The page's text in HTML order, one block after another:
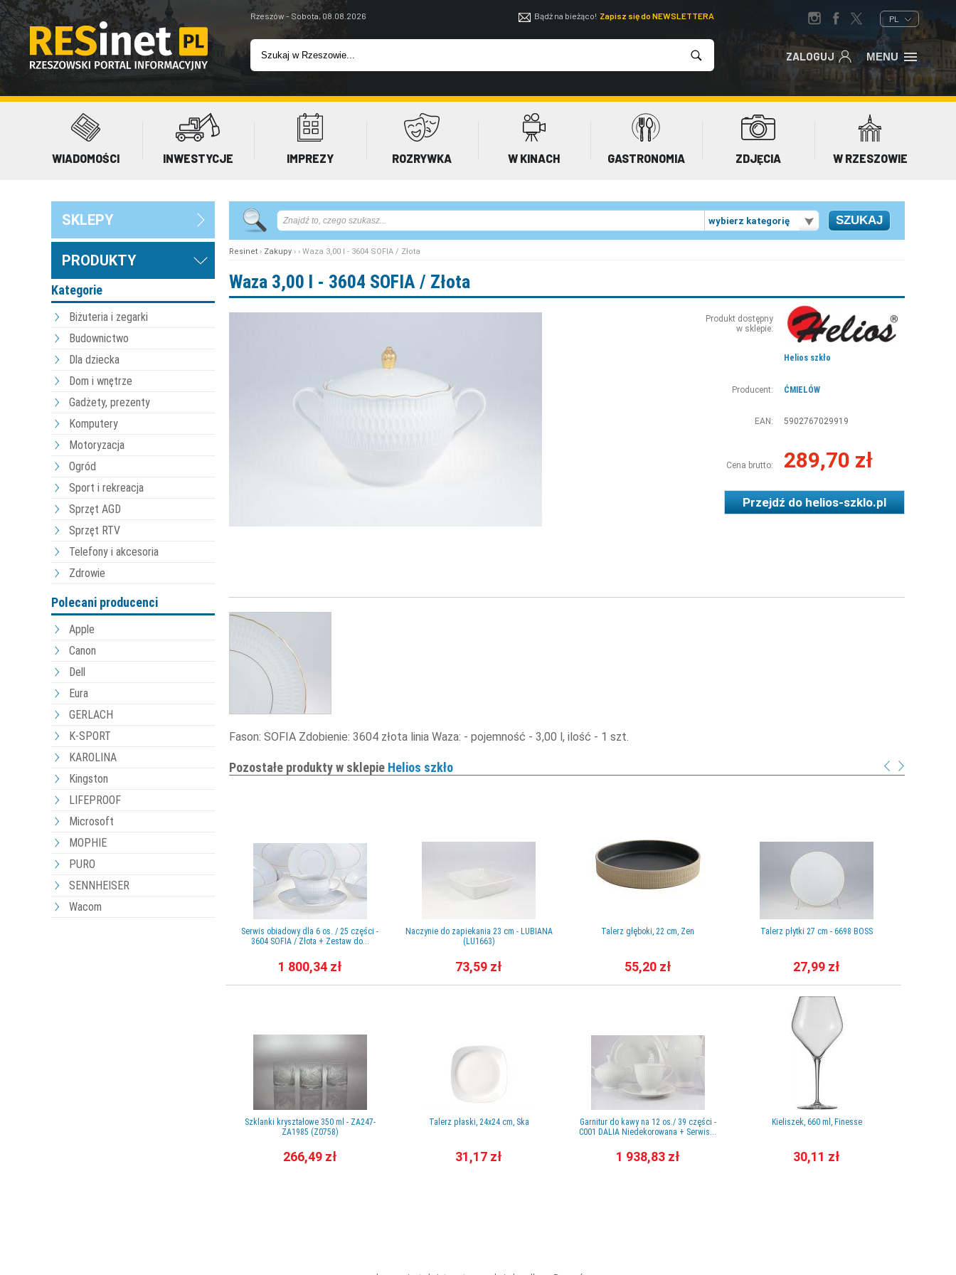
Rzeszów - Sobota, 08.08.2026 Bądź na bieżąco! Zapisz się do NEWSLETTERA PL
ZALOGUJ MENU
WIADOMOŚCI INWESTYCJE IMPREZY ROZRYWKA W KINACH GASTRONOMIA ZDJĘCIA W RZESZOWIE
SKLEPY
PRODUKTY
Kategorie
Biżuteria i zegarki
Budownictwo
Dla dziecka
Dom i wnętrze
Gadżety, prezenty
Komputery
Motoryzacja
Ogród
Sport i rekreacja
Sprzęt AGD
Sprzęt RTV
Telefony i akcesoria
Zdrowie
Polecani producenci
Apple
Canon
Dell
Eura
GERLACH
K-SPORT
KAROLINA
Kingston
LIFEPROOF
Microsoft
MOPHIE
PURO
SENNHEISER
Wacom
wybierz kategorię
Resinet › Zakupy › › Waza 3,00 l - 3604 SOFIA / Złota
Waza 3,00 l - 3604 SOFIA / Złota
Produkt dostępny
w sklepie:
Helios szkło
Producent: ĆMIELÓW
EAN: 5902767029919
Cena brutto: 289,70 zł
Przejdź dohelios-szklo.pl
Fason: SOFIA Zdobienie: 3604 złota linia Waza: - pojemność - 3,00 l, ilość - 1 szt.
Pozostałe produkty w sklepie Helios szkło
Serwis obiadowy dla 6 os. / 25 części -
3604 SOFIA / Złota + Zestaw do...
1 800,34 zł
Szklanki kryształowe 350 ml - ZA247-
ZA1985 (Z0758)
266,49 zł
Naczynie do zapiekania 23 cm - LUBIANA
(LU1663)
73,59 zł
Talerz płaski, 24x24 cm, Ska
31,17 zł
Talerz głęboki, 22 cm, Zen
55,20 zł
Garnitur do kawy na 12 os./ 39 części -
C001 DALIA Niedekorowana + Serwis...
1 938,83 zł
Talerz płytki 27 cm - 6698 BOSS
27,99 zł
Kieliszek, 660 ml, Finesse
30,11 zł